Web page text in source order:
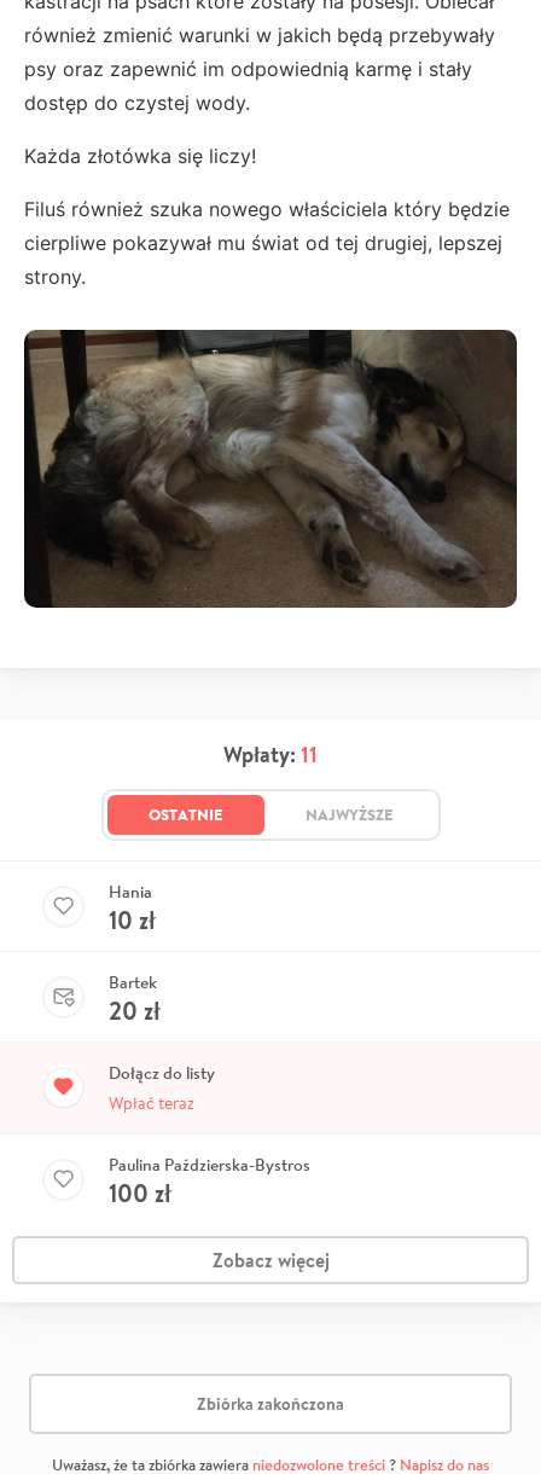
również zmienić warunki w jakich będą przebywały
psy oraz zapewnić im odpowiednią karmę i stały
dostęp do czystej wody.
Każda złotówka się liczy!
Filuś również szuka nowego właściciela który będzie
cierpliwe pokazywał mu świat od tej drugiej, lepszej
strony.
Wpłaty: 11
OSTATNIE NAJWYŻSZE
Hania
10 zł
Bartek
20 zł
Dołącz do listy
Wpłać teraz
Paulina Paździerska-Bystros
100 zł
Zobacz więcej
Zbiórka zakończona
Uważasz, że ta zbiórka zawiera niedozwolone treści? Napisz do nas